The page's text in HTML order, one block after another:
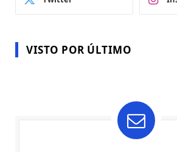
VISTO POR ÚLTIMO